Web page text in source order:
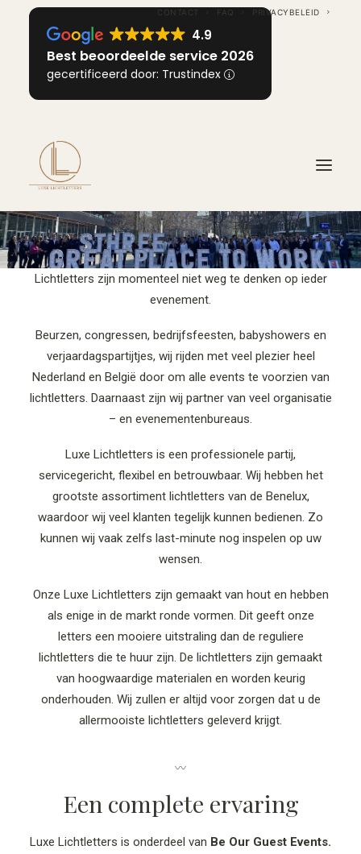
4.9
Best beoordeelde service 2026
gecertificeerd door: Trustindex
CONTACT FAQ PRIVACYBELEID
HOME
OVER ONS
VOOR ELKE GELEGENHEID
IMPRESSIE
PRIJZEN
Lichtletters zijn momenteel niet weg te denken op ieder
evenement.
Beurzen, congressen, bedrijfsfeesten, babyshowers en
verjaardagspartijtjes, wij rijden met veel plezier heel
Nederland en België door om alle events te voorzien van
lichtletters. Daarnaast zijn wij partner van veel organisatie
– en evenementenbureaus.
Luxe Lichtletters is een professionele partij,
servicegericht, flexibel en betrouwbaar. Wij hebben het
grootste assortiment lichtletters van de Benelux,
waardoor wij veel klanten tegelijk kunnen bedienen. Zo
kunnen wij vaak zelfs last-minute nog inspelen op uw
wensen.
Onze Luxe Lichtletters zijn gemaakt van hout en hebben
als enige in de markt ronde vormen. Dit geeft onze
letters een mooiere uitstraling dan de reguliere
lichtletters die te huur zijn. De lichtletters zijn gemaakt
van hoogwaardige materialen en worden keurig
onderhouden. Wij zullen er altijd voor zorgen dat u de
allermooiste lichtletters geleverd krijgt.
〰
Een complete ervaring
Luxe Lichtletters is onderdeel van Be Our Guest Events.